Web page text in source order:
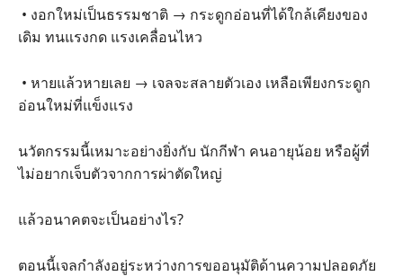
• งอกใหม่เป็นธรรมชาติ → กระดูกอ่อนที่ได้ใกล้เคียงของ
เดิม ทนแรงกด แรงเคลื่อนไหว
• หายแล้วหายเลย → เจลจะสลายตัวเอง เหลือเพียงกระดูก
อ่อนใหม่ที่แข็งแรง
นวัตกรรมนี้เหมาะอย่างยิ่งกับ นักกีฬา คนอายุน้อย หรือผู้ที่
ไม่อยากเจ็บตัวจากการผ่าตัดใหญ่
แล้วอนาคตจะเป็นอย่างไร?
ตอนนี้เจลกำลังอยู่ระหว่างการขออนุมัติด้านความปลอดภัย